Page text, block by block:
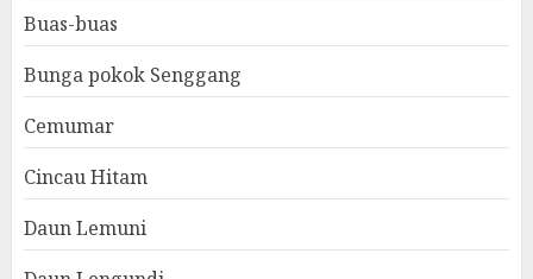
Buas-buas
Bunga pokok Senggang
Cemumar
Cincau Hitam
Daun Lemuni